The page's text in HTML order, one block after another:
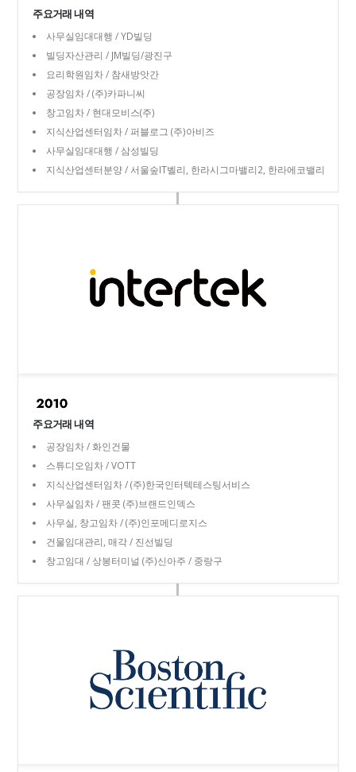
주요거래 내역
사무실임대대행 / YD빌딩
빌딩자산관리 / JM빌딩/광진구
요리학원임차 / 참새방앗간
공장임차 / (주)카파니씨
창고임차 / 현대모비스(주)
지식산업센터임차 / 퍼블로그 (주)아비즈
사무실임대대행 / 삼성빌딩
지식산업센터분양 / 서울숲IT벨리, 한라시그마밸리2, 한라에코밸리
주요거래 내역
공장임차 / 화인건물
스튜디오임차 / VOTT
지식산업센터임차 / (주)한국인터텍테스팅서비스
사무실임차 / 팬콧 (주)브랜드인덱스
사무실, 창고임차 / (주)인포메디로지스
건물임대관리, 매각 / 진선빌딩
창고임대 / 상봉터미널 (주)신아주 / 중랑구